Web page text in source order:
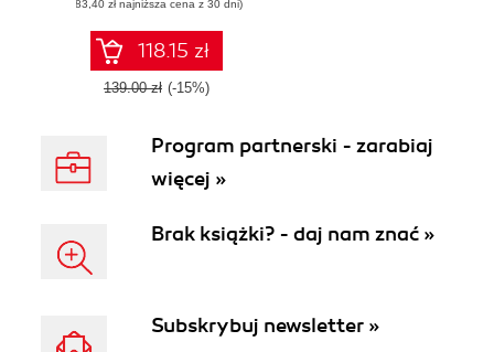
(83,40 zł najniższa cena z 30 dni)
118.15 zł
139.00 zł (-15%)
Program partnerski - zarabiaj
więcej »
Brak książki? - daj nam znać »
Subskrybuj newsletter »